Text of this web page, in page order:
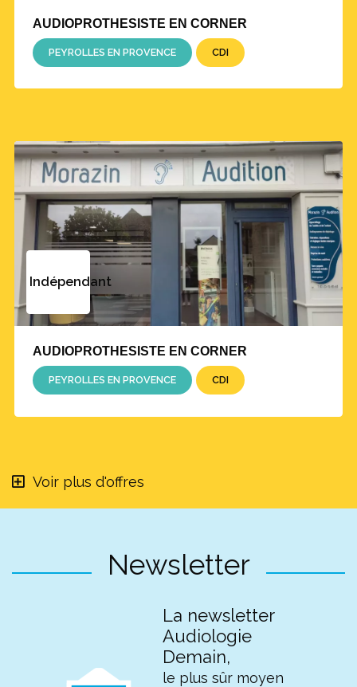
AUDIOPROTHESISTE EN CORNER
PEYROLLES EN PROVENCE CDI
Indépendant
AUDIOPROTHESISTE EN CORNER
PEYROLLES EN PROVENCE CDI
Voir plus d'offres
Newsletter
La newsletter
Audiologie
Demain,
le plus sûr moyen